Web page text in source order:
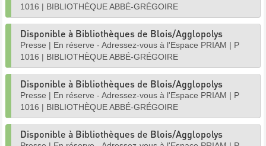
1016 | BIBLIOTHÈQUE ABBÉ-GRÉGOIRE
Disponible à Bibliothèques de Blois/Agglopolys
Presse | En réserve - Adressez-vous à l'Espace PRIAM | P
1016 | BIBLIOTHÈQUE ABBÉ-GRÉGOIRE
Disponible à Bibliothèques de Blois/Agglopolys
Presse | En réserve - Adressez-vous à l'Espace PRIAM | P
1016 | BIBLIOTHÈQUE ABBÉ-GRÉGOIRE
Disponible à Bibliothèques de Blois/Agglopolys